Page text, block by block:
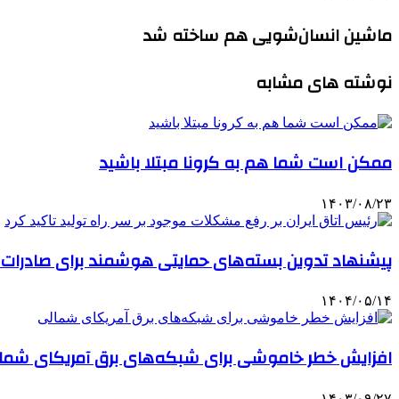
ماشین انسان‌شویی هم ساخته شد
نوشته های مشابه
ممکن است شما هم به کرونا مبتلا باشید
۱۴۰۳/۰۸/۲۳
پیشنهاد تدوین بسته‌های حمایتی هوشمند برای صادرات
۱۴۰۴/۰۵/۱۴
افزایش خطر خاموشی برای شبکه‌های برق آمریکای